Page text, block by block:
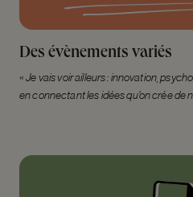
Des évènements variés
« Je vais voir ailleurs : innovation,
en connectant les idées qu’on crée de